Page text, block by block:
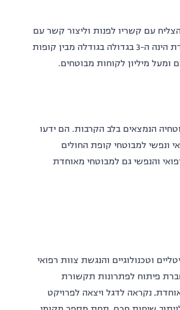
עם קשריו לפנות וליצור קשר עם
הנהלת קופת חולים מאוחדת בישראל, בה הוא מבוטח. יצוין כי קופת חולים מאוחדת הינה ה-3 בגדולה בגודלה מבין קופות
הנמצאים בלב הקרבות. הם ידעו
ונפשי למבוטחי קופת החולים
והנפשי גם למבוטחי מאוחדת
וטכנולוגיים והנגשת צוות רפואי
חברת פיתוח לפתרונות תקשורת
נקראה לדגל ויצאה לפרויקט